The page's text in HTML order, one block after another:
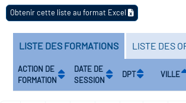
Obtenir cette liste au format Excel
LISTE DES FORMATIONS LISTE DES
ACTION DE
FORMATION
DATE DE
SESSION
DPT VILLE